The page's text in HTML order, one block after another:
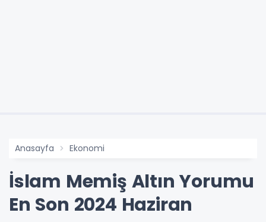
Anasayfa Ekonomi
İslam Memiş Altın Yorumu
En Son 2024 Haziran